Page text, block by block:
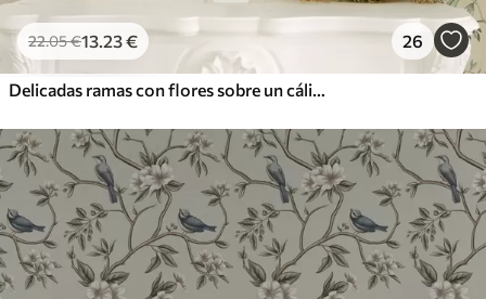
22.05€13.23€ 26
Delicadas ramas con flores sobre un cálido fondo color crema